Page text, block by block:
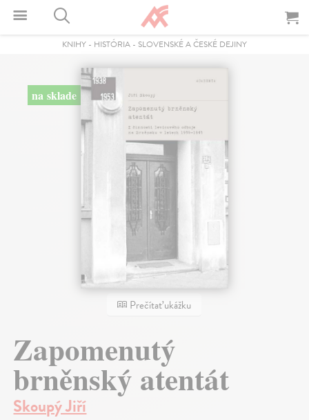
KNIHY - HISTÓRIA - SLOVENSKÉ A ČESKÉ DEJINY
na sklade
Prečítať ukážku
Zapomenutý
brněnský atentát
Skoupý Jiří